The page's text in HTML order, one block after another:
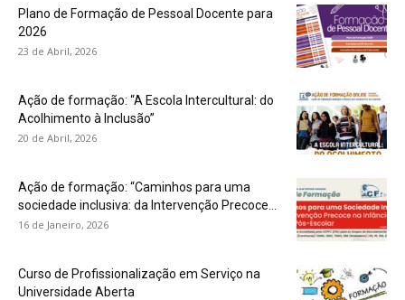
Plano de Formação de Pessoal Docente para
2026
23 de Abril, 2026
Ação de formação: “A Escola Intercultural: do
Acolhimento à Inclusão”
20 de Abril, 2026
Ação de formação: “Caminhos para uma
sociedade inclusiva: da Intervenção Precoce...
16 de Janeiro, 2026
Curso de Profissionalização em Serviço na
Universidade Aberta